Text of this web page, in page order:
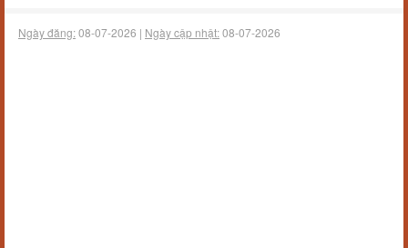
Ngày đăng:08-07-2026 | Ngày cập nhật:08-07-2026